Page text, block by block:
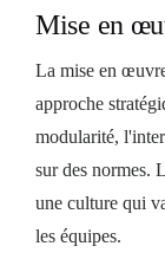
Mise en
La mise en
approche
modularité,
sur des normes.
une culture qui
les équipes.